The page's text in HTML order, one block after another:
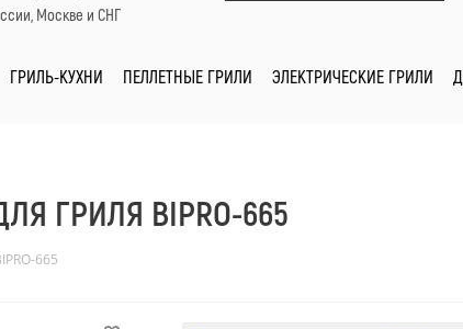
Москве и СНГ
ГРИЛЬ-КУХНИ ПЕЛЛЕТНЫЕ ГРИЛИ ЭЛЕКТРИЧЕСКИЕ ГРИЛИ
ГРИЛЯ BIPRO-665
665